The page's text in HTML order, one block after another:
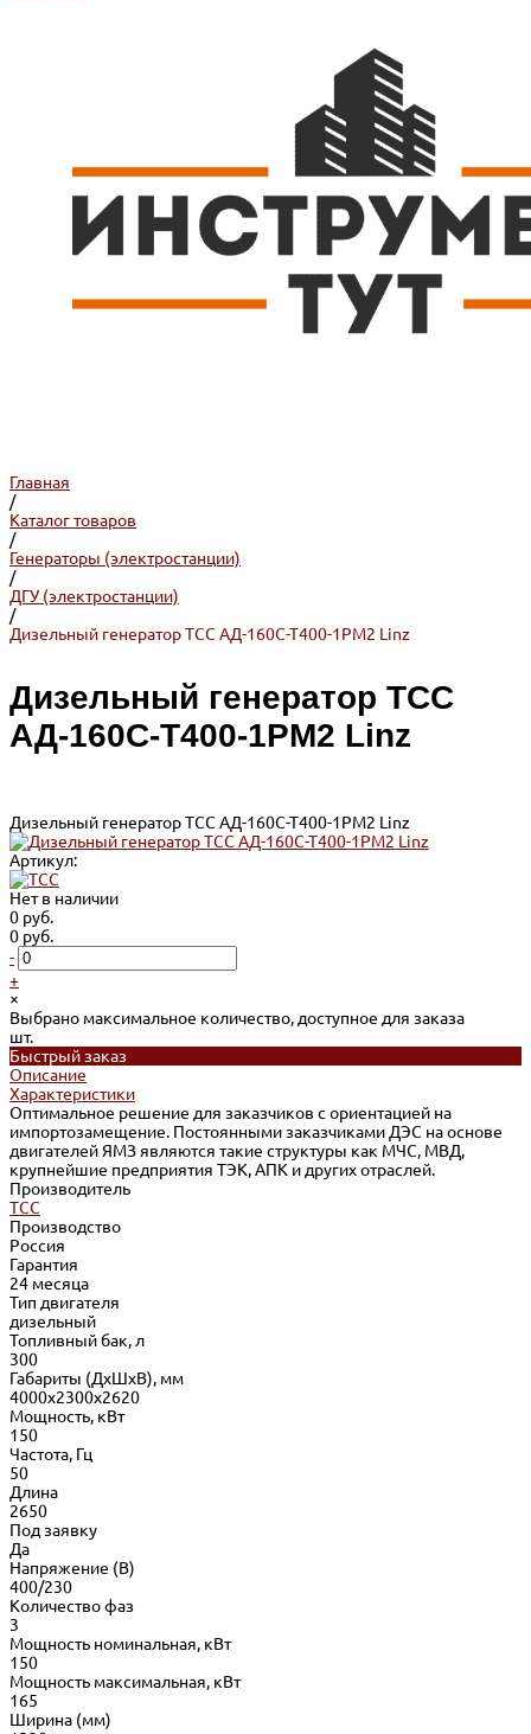
Главная
/
Каталог товаров
/
Генераторы (электростанции)
/
ДГУ (электростанции)
/
Дизельный генератор ТСС АД-160С-Т400-1РМ2 Linz
Дизельный генератор ТСС
АД-160С-Т400-1РМ2 Linz
Дизельный генератор ТСС АД-160С-Т400-1РМ2 Linz
Артикул:
Нет в наличии
0 руб.
0 руб.
-
+
×
Выбрано максимальное количество, доступное для заказа
шт.
Быстрый заказ
Описание
Характеристики
Оптимальное решение для заказчиков с ориентацией на
импортозамещение. Постоянными заказчиками ДЭС на основе
двигателей ЯМЗ являются такие структуры как МЧС, МВД,
крупнейшие предприятия ТЭК, АПК и других отраслей.
Производитель
ТСС
Производство
Россия
Гарантия
24 месяца
Тип двигателя
дизельный
Топливный бак, л
300
Габариты (ДхШхВ), мм
4000x2300x2620
Мощность, кВт
150
Частота, Гц
50
Длина
2650
Под заявку
Да
Напряжение (В)
400/230
Количество фаз
3
Мощность номинальная, кВт
150
Мощность максимальная, кВт
165
Ширина (мм)